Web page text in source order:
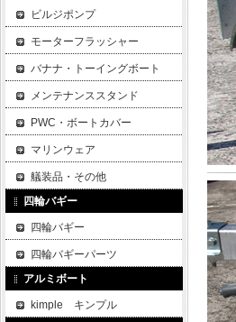
ビルジポンプ
モーターフラッシャー
バナナ・トーイングボート
メンテナンススタンド
PWC・ボートカバー
マリンウェア
艤装品・その他
四輪バギー
四輪バギー
四輪バギーパーツ
アルミボート
kimple キンプル